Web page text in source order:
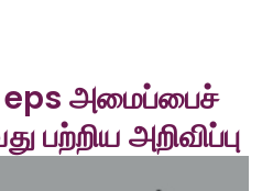
eps அமைப்பைச்
பற்றிய அறிவிப்பு